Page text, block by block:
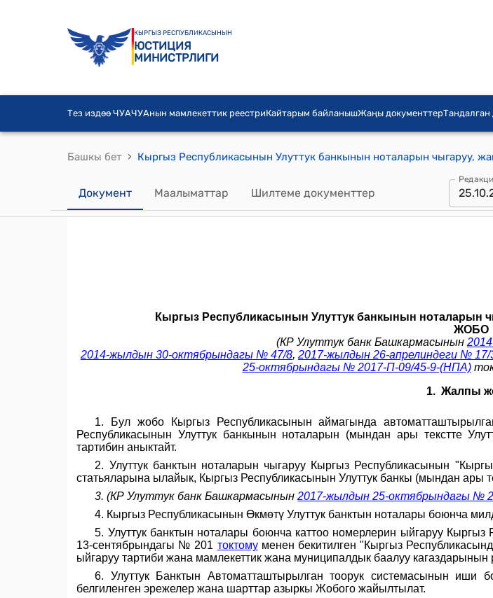
КЫРГЫЗ РЕСПУБЛИКАСЫНЫН
ЮСТИЦИЯ
МИНИСТРЛИГИ
Тез издөө ЧУАЧУАнын мамлекеттик реестриКайтарым байланышЖаңы документтерТандалган
Башкы бет ›
Документ Маалыматтар Шилтеме документтер